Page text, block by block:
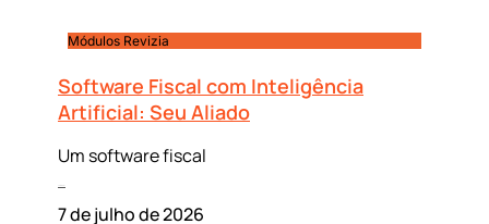
Módulos Revizia
Software Fiscal com Inteligência
Artificial: Seu Aliado
Um software fiscal
7 de julho de 2026